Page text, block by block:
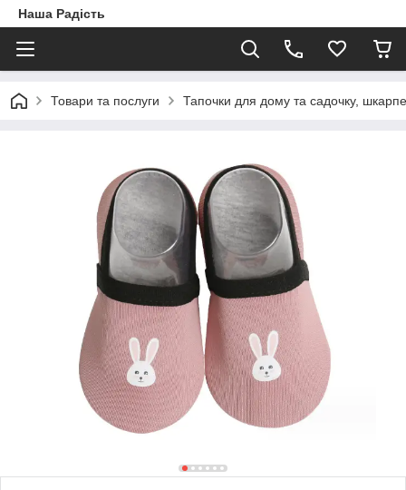
Наша Радість
Товари та послуги Тапочки для дому та садочку,